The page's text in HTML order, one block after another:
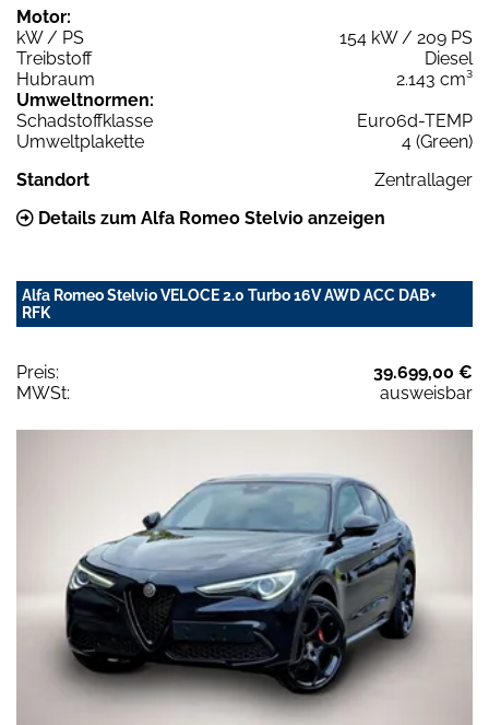
Motor:
kW / PS
154 kW / 209 PS
Treibstoff
Diesel
Hubraum
2.143 cm³
Umweltnormen:
Schadstoffklasse
Euro6d-TEMP
Umweltplakette
4 (Green)
Standort
Zentrallager
Details zum Alfa Romeo Stelvio anzeigen
Alfa Romeo Stelvio VELOCE 2.0 Turbo 16V AWD ACC DAB+
RFK
Preis:
39.699,00 €
MWSt:
ausweisbar